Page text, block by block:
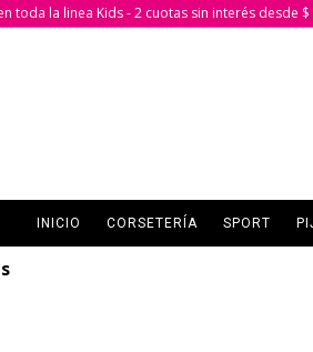
toda la linea Kids - 2 cuotas sin interés desde
INICIO CORSETERÍA SPORT